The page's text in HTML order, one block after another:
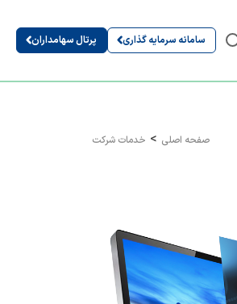
سامانه سرمایه گذاری پرتال سهامداران
صفحه اصلی خدمات شرکت